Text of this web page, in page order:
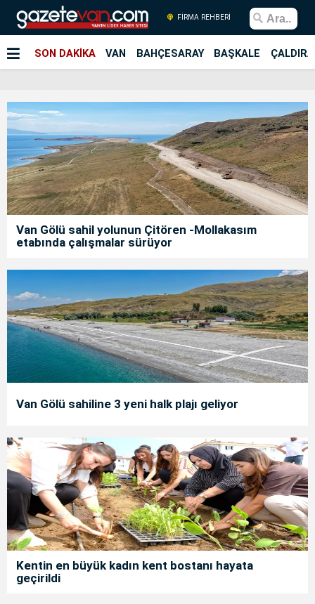
FİRMA REHBERİ
SON DAKİKA VAN BAHÇESARAY BAŞKALE
Van Gölü sahil yolunun Çitören -Mollakasım
etabında çalışmalar sürüyor
Van Gölü sahiline 3 yeni halk plajı geliyor
Kentin en büyük kadın kent bostanı hayata
geçirildi